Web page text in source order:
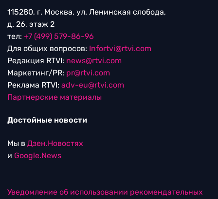
115280, г. Москва, ул. Ленинская слобода,
д. 26, этаж 2
тел: +7 (499) 579-86-96
Для общих вопросов: Infortvi@rtvi.com
Редакция RTVI: news@rtvi.com
Маркетинг/PR: pr@rtvi.com
Реклама RTVI: adv-eu@rtvi.com
Партнерские материалы
Достойные новости
Мы в Дзен.Новостях
и Google.News
Уведомление об использовании рекомендательных